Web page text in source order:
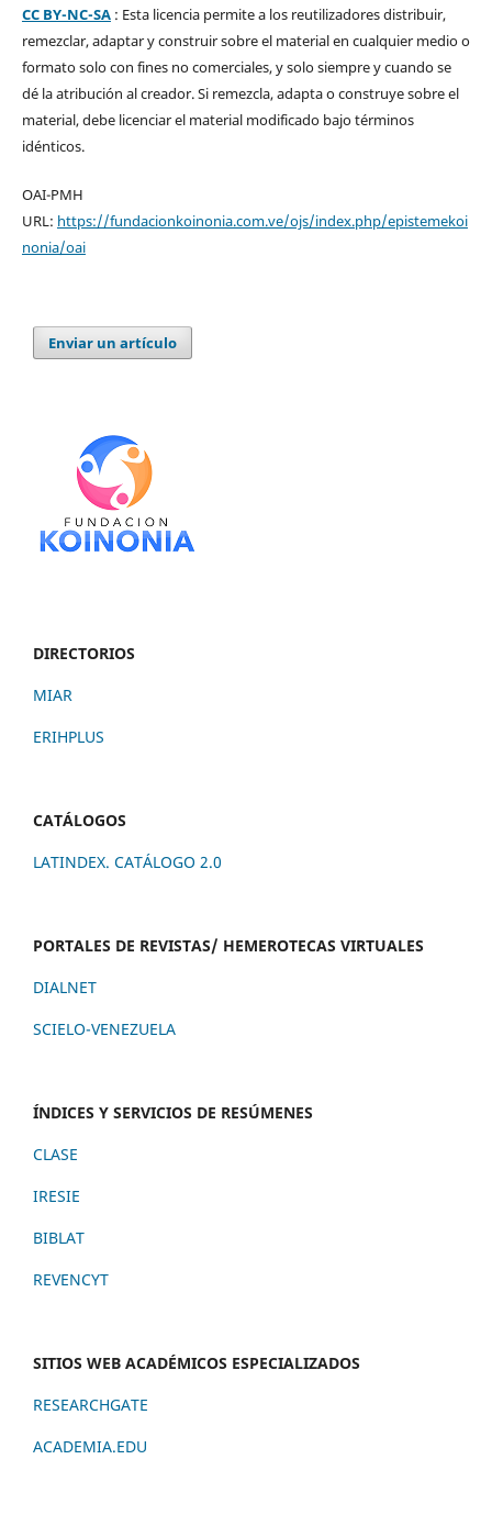
CC BY-NC-SA: Esta licencia permite a los reutilizadores distribuir,
remezclar, adaptar y construir sobre el material en cualquier medio o
formato solo con fines no comerciales, y solo siempre y cuando se
dé la atribución al creador. Si remezcla, adapta o construye sobre el
material, debe licenciar el material modificado bajo términos
idénticos.
OAI-PMH
URL: https://fundacionkoinonia.com.ve/ojs/index.php/epistemekoi
nonia/oai
Enviar un artículo
DIRECTORIOS
MIAR
ERIHPLUS
CATÁLOGOS
LATINDEX. CATÁLOGO 2.0
PORTALES DE REVISTAS/ HEMEROTECAS VIRTUALES
DIALNET
SCIELO-VENEZUELA
ÍNDICES Y SERVICIOS DE RESÚMENES
CLASE
IRESIE
BIBLAT
REVENCYT
SITIOS WEB ACADÉMICOS ESPECIALIZADOS
RESEARCHGATE
ACADEMIA.EDU